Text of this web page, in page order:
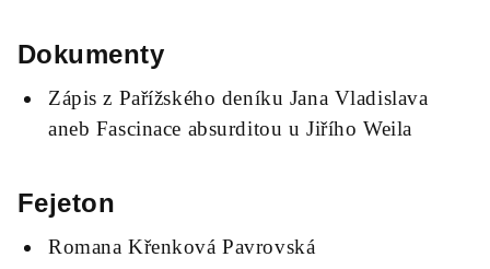
Dokumenty
Zápis z Pařížského deníku Jana Vladislava
aneb Fascinace absurditou u Jiřího Weila
Fejeton
Romana Křenková Pavrovská